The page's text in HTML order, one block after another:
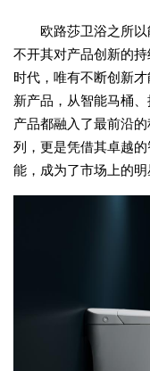
欧路莎卫浴之所
不开其对产品创新的
时代，唯有不断创新
新产品，从智能马桶
产品都融入了最前沿
列，更是凭借其卓越
能，成为了市场上的明